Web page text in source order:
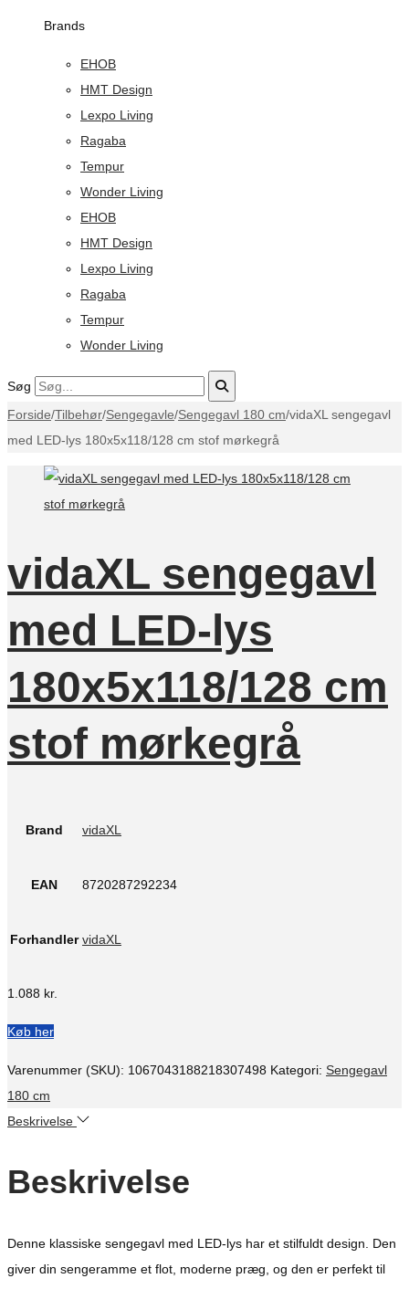
Brands
EHOB
HMT Design
Lexpo Living
Ragaba
Tempur
Wonder Living
EHOB
HMT Design
Lexpo Living
Ragaba
Tempur
Wonder Living
Søg
Forside/Tilbehør/Sengegavle/Sengegavl 180 cm/vidaXL sengegavl
med LED-lys 180x5x118/128 cm stof mørkegrå
vidaXL sengegavl
med LED-lys
180x5x118/128 cm
stof mørkegrå
Brand vidaXL
EAN 8720287292234
Forhandler vidaXL
1.088 kr.
Køb her
Varenummer (SKU): 1067043188218307498 Kategori: Sengegavl
180 cm
Beskrivelse
Beskrivelse
Denne klassiske sengegavl med LED-lys har et stilfuldt design. Den
giver din sengeramme et flot, moderne præg, og den er perfekt til